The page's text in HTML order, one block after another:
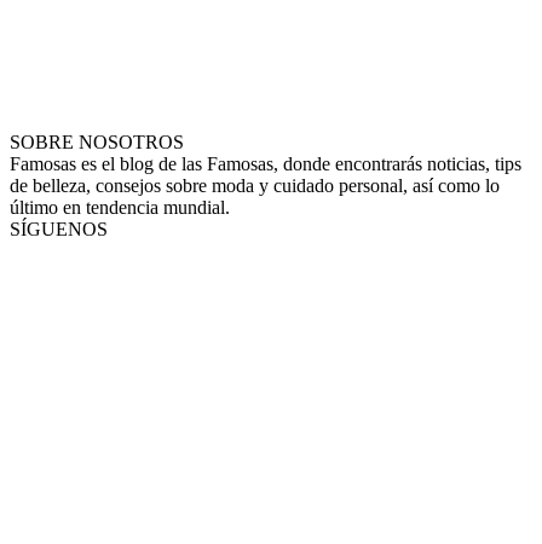
SOBRE NOSOTROS
Famosas es el blog de las Famosas, donde encontrarás noticias, tips
de belleza, consejos sobre moda y cuidado personal, así como lo
último en tendencia mundial.
SÍGUENOS